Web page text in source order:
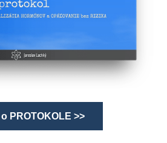
PROTOKOLE >>